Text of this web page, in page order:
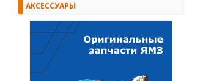
АКСЕССУАРЫ